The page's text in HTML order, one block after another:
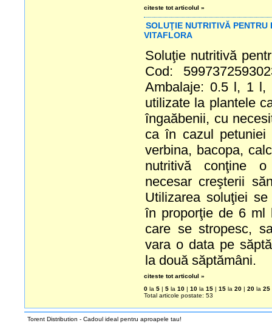
citeste tot articolul »
SOLUŢIE NUTRITIVĂ
VITAFLORA
Soluţie nutritivă
Cod:
Ambalaje: 0.5 l, 1 l,
utilizate la plantele
îngaăbenii, cu
ca în cazul petuniei
verbina, bacopa,
nutritivă conţine
necesar creşterii
Utilizarea soluţiei
în proporţie de 6
care se stropesc,
vara o data pe
la două săptămâni.
citeste tot articolul »
0 la 5 | 5 la 10 | 10 la 15 | 15 la 20 | 20 la 25
Total articole postate: 53
Torent Distribution - Cadoul ideal pentru aproapele tau!